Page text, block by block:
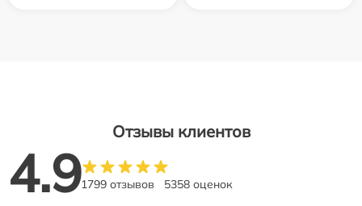
Отзывы клиентов
4.91799 отзывов 5358 оценок